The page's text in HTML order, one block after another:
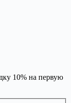
10% на первую